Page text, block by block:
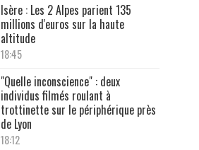
Isère : Les 2 Alpes parient 135
millions d'euros sur la haute
altitude
18:45
"Quelle inconscience" : deux
individus filmés roulant à
trottinette sur le périphérique près
de Lyon
18:12